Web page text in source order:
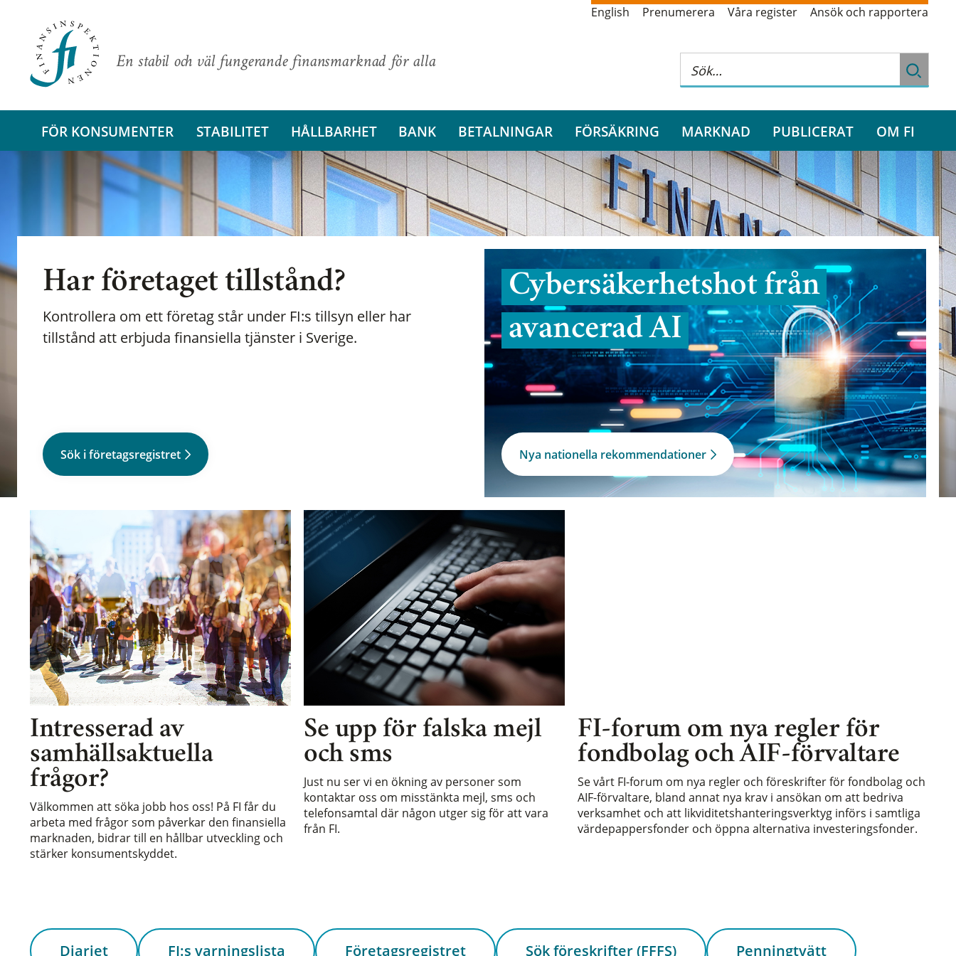
En stabil och väl fungerande finansmarknad för alla
English Prenumerera Våra register Ansök och rapportera
FÖR KONSUMENTER STABILITET HÅLLBARHET BANK BETALNINGAR FÖRSÄKRING MARKNAD PUBLICERAT OM FI
Har företaget tillstånd?
Kontrollera om ett företag står under FI:s tillsyn eller har
tillstånd att erbjuda finansiella tjänster i Sverige.
Sök i företagsregistret
Cybersäkerhetshot från
avancerad AI
Nya nationella rekommendationer
Intresserad av
samhällsaktuella
frågor?
Välkommen att söka jobb hos oss! På FI får du
arbeta med frågor som påverkar den finansiella
marknaden, bidrar till en hållbar utveckling och
stärker konsumentskyddet.
Se upp för falska mejl
och sms
Just nu ser vi en ökning av personer som
kontaktar oss om misstänkta mejl, sms och
telefonsamtal där någon utger sig för att vara
från FI.
FI-forum om nya regler för
fondbolag och AIF-förvaltare
Se vårt FI-forum om nya regler och föreskrifter för fondbolag och
AIF-förvaltare, bland annat nya krav i ansökan om att bedriva
verksamhet och att likviditetshanteringsverktyg införs i samtliga
värdepappersfonder och öppna alternativa investeringsfonder.
Diariet FI:s varningslista Företagsregistret Sök föreskrifter (FFFS) Penningtvätt